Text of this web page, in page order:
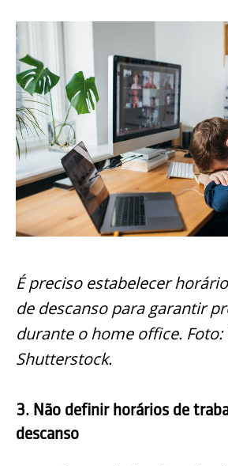
É preciso estabelecer
de descanso para garantir
durante o home office. Foto:
Shutterstock.
3. Não definir horários de
descanso